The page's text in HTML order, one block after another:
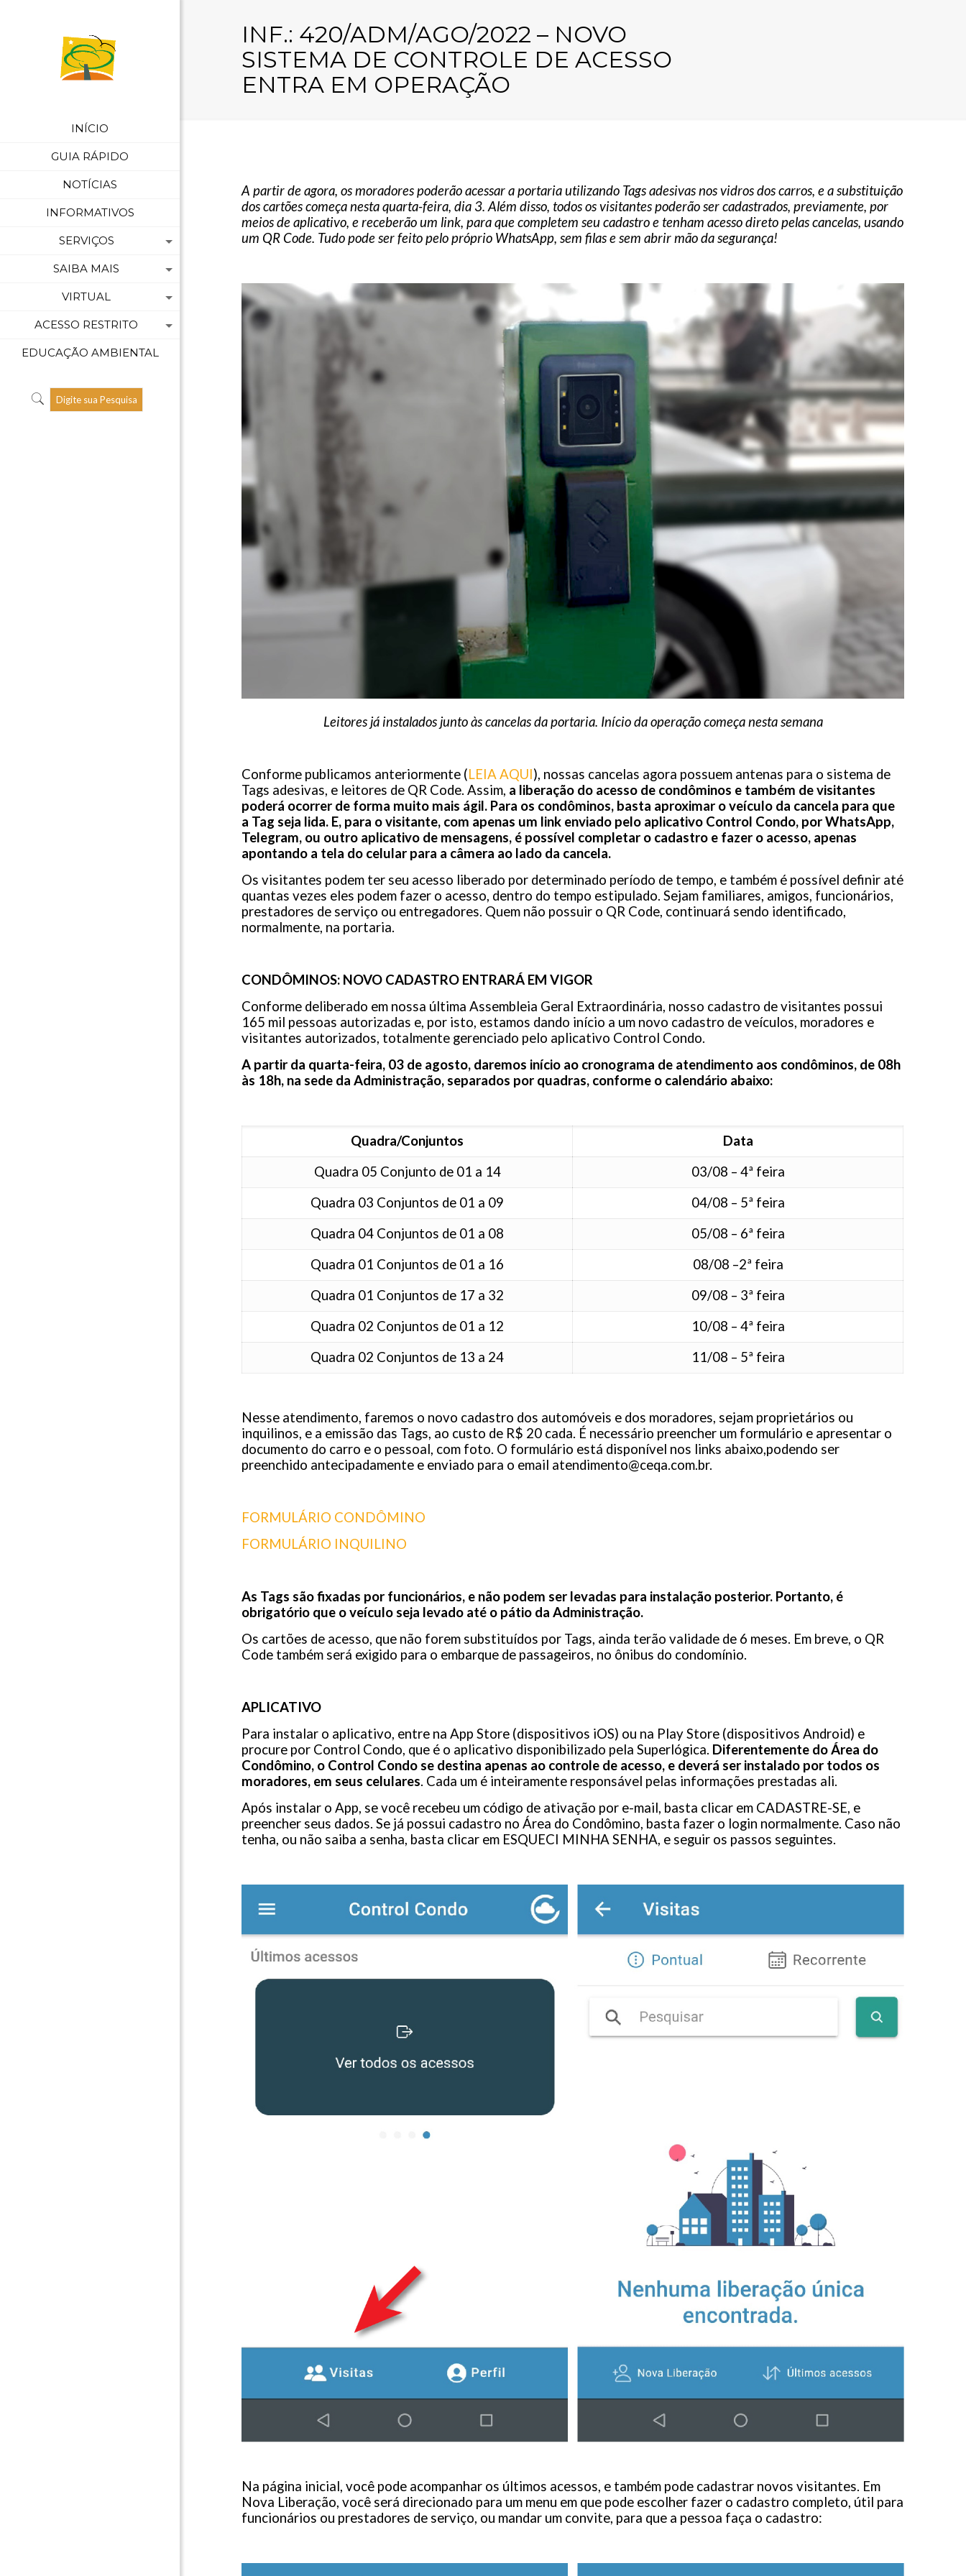
INÍCIO
GUIA RÁPIDO
NOTÍCIAS
INFORMATIVOS
SERVIÇOS
SAIBA MAIS
VIRTUAL
ACESSO RESTRITO
EDUCAÇÃO AMBIENTAL
INF.: 420/ADM/AGO/2022 – NOVO
SISTEMA DE CONTROLE DE ACESSO
ENTRA EM OPERAÇÃO
A partir de agora, os moradores poderão acessar a portaria utilizando Tags adesivas nos vidros dos carros, e a substituição
dos cartões começa nesta quarta-feira, dia 3. Além disso, todos os visitantes poderão ser cadastrados, previamente, por
meios de aplicativo, e receberão um link, para que completem seu cadastro e tenham acesso direto pelas cancelas, usando
um QR Code. Tudo pode ser feito pelo próprio WhatsApp, sem filas e sem abrir mão da segurança!
Leitores já instalados junto às cancelas da portaria. Início da operação começa nesta semana
Conforme publicamos anteriormente (LEIA AQUI), nossas cancelas agora possuem antenas para o sistema de
Tags adesivas, e leitores de QR Code. Assim, a liberação do acesso de condôminos e também de visitantes
poderá ocorrer de forma muito mais ágil. Para os condôminos, basta aproximar o veículo da cancela para que
a Tag seja lida. E, para o visitante, com apenas um link enviado pelo aplicativo Control Condo, por WhatsApp,
Telegram, ou outro aplicativo de mensagens, é possível completar o cadastro e fazer o acesso, apenas
apontando a tela do celular para a câmera ao lado da cancela.
Os visitantes podem ter seu acesso liberado por determinado período de tempo, e também é possível definir até
quantas vezes eles podem fazer o acesso, dentro do tempo estipulado. Sejam familiares, amigos, funcionários,
prestadores de serviço ou entregadores. Quem não possuir o QR Code, continuará sendo identificado,
normalmente, na portaria.
CONDÔMINOS: NOVO CADASTRO ENTRARÁ EM VIGOR
Conforme deliberado em nossa última Assembleia Geral Extraordinária, nosso cadastro de visitantes possui
165 mil pessoas autorizadas e, por isto, estamos dando início a um novo cadastro de veículos, moradores e
visitantes autorizados, totalmente gerenciado pelo aplicativo Control Condo.
A partir da quarta-feira, 03 de agosto, daremos início ao cronograma de atendimento aos condôminos, de 08h
às 18h, na sede da Administração, separados por quadras, conforme o calendário abaixo:
Quadra/Conjuntos
Data
Quadra 05 Conjunto de 01 a 14
03/08 – 4ª feira
Quadra 03 Conjuntos de 01 a 09
04/08 – 5ª feira
Quadra 04 Conjuntos de 01 a 08
05/08 – 6ª feira
Quadra 01 Conjuntos de 01 a 16
08/08 –2ª feira
Quadra 01 Conjuntos de 17 a 32
09/08 – 3ª feira
Quadra 02 Conjuntos de 01 a 12
10/08 – 4ª feira
Quadra 02 Conjuntos de 13 a 24
11/08 – 5ª feira
Nesse atendimento, faremos o novo cadastro dos automóveis e dos moradores, sejam proprietários ou
inquilinos, e a emissão das Tags, ao custo de R$ 20 cada. É necessário preencher um formulário e apresentar o
documento do carro e o pessoal, com foto. O formulário está disponível nos links abaixo,podendo ser
preenchido antecipadamente e enviado para o email atendimento@ceqa.com.br.
FORMULÁRIO CONDÔMINO
FORMULÁRIO INQUILINO
As Tags são fixadas por funcionários, e não podem ser levadas para instalação posterior. Portanto, é
obrigatório que o veículo seja levado até o pátio da Administração.
Os cartões de acesso, que não forem substituídos por Tags, ainda terão validade de 6 meses. Em breve, o QR
Code também será exigido para o embarque de passageiros, no ônibus do condomínio.
APLICATIVO
Para instalar o aplicativo, entre na App Store (dispositivos iOS) ou na Play Store (dispositivos Android) e
procure por Control Condo, que é o aplicativo disponibilizado pela Superlógica. Diferentemente do Área do
Condômino, o Control Condo se destina apenas ao controle de acesso, e deverá ser instalado por todos os
moradores, em seus celulares. Cada um é inteiramente responsável pelas informações prestadas ali.
Após instalar o App, se você recebeu um código de ativação por e-mail, basta clicar em CADASTRE-SE, e
preencher seus dados. Se já possui cadastro no Área do Condômino, basta fazer o login normalmente. Caso não
tenha, ou não saiba a senha, basta clicar em ESQUECI MINHA SENHA, e seguir os passos seguintes.
Na página inicial, você pode acompanhar os últimos acessos, e também pode cadastrar novos visitantes. Em
Nova Liberação, você será direcionado para um menu em que pode escolher fazer o cadastro completo, útil para
funcionários ou prestadores de serviço, ou mandar um convite, para que a pessoa faça o cadastro: